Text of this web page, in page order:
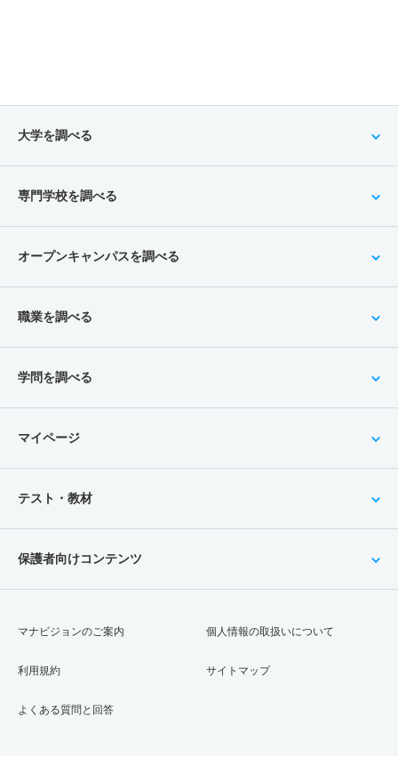
大学を調べる
専門学校を調べる
オープンキャンパスを調べる
職業を調べる
学問を調べる
マイページ
テスト・教材
保護者向けコンテンツ
マナビジョンのご案内
利用規約
よくある質問と回答
個人情報の取扱いについて
サイトマップ